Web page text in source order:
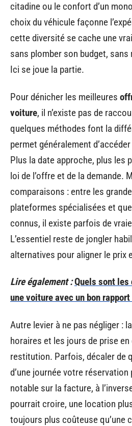
citadine ou le confort d’un
choix du véhicule façonne
cette diversité se cache une
sans plomber son budget,
Ici se joue la partie.
Pour dénicher les meilleures
voiture, il n’existe pas de
quelques méthodes font la
permet généralement
Plus la date approche, plus les
loi de l’offre et de la demande.
comparaisons : entre les
plateformes spécialisées et
connus, il existe parfois de
L’essentiel reste de jongler
alternatives pour aligner le prix
Lire également :Quels sont
une voiture avec un bon
Autre levier à ne pas négliger :
horaires et les jours de prise en
restitution. Parfois, décaler de
d’une journée votre
notable sur la facture, à
pourrait croire, une location
toujours plus coûteuse qu’une